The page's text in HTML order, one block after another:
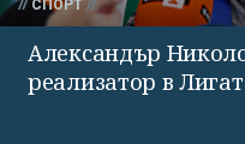
СПОРТ
Александър
реализатор в